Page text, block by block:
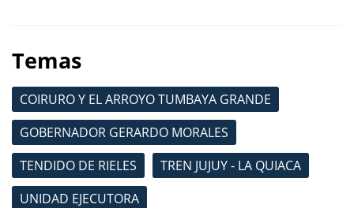
Temas
COIRURO Y EL ARROYO TUMBAYA GRANDE
GOBERNADOR GERARDO MORALES
TENDIDO DE RIELES
TREN JUJUY - LA QUIACA
UNIDAD EJECUTORA